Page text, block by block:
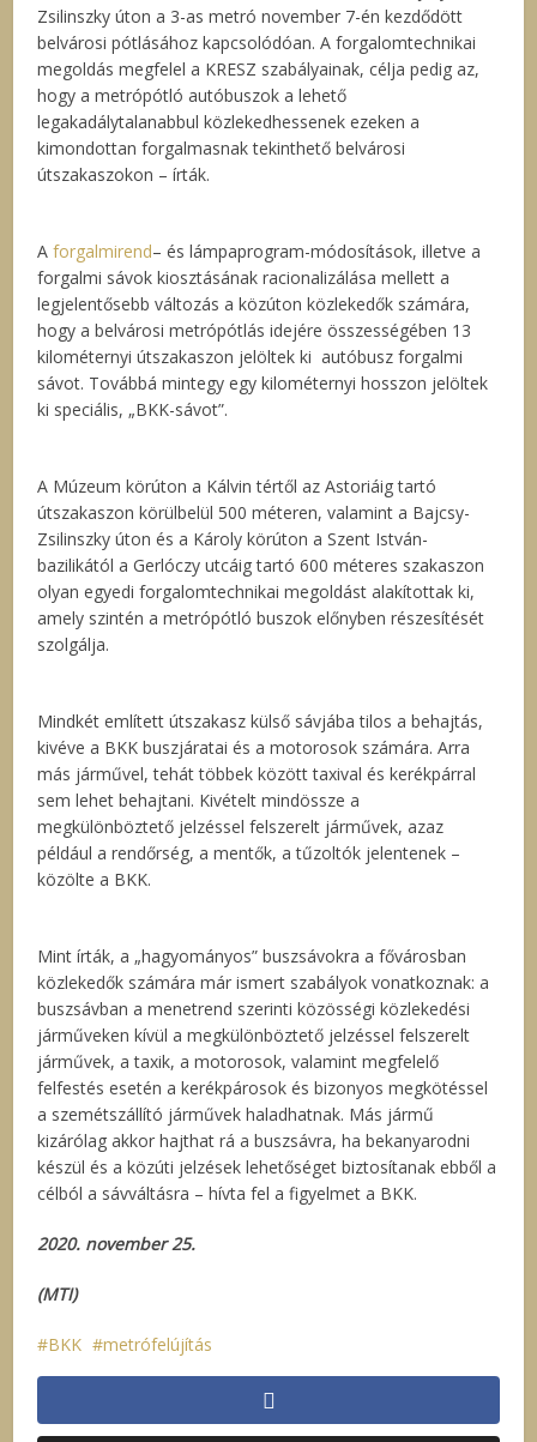
Zsilinszky úton a 3-as metró november 7-én kezdődött
belvárosi pótlásához kapcsolódóan. A forgalomtechnikai
megoldás megfelel a KRESZ szabályainak, célja pedig az,
hogy a metrópótló autóbuszok a lehető
legakadálytalanabbul közlekedhessenek ezeken a
kimondottan forgalmasnak tekinthető belvárosi
útszakaszokon – írták.
Aforgalmirend– és lámpaprogram-módosítások, illetve a
forgalmi sávok kiosztásának racionalizálása mellett a
legjelentősebb változás a közúton közlekedők számára,
hogy a belvárosi metrópótlás idejére összességében 13
kilométernyi útszakaszon jelöltek ki autóbusz forgalmi
sávot. Továbbá mintegy egy kilométernyi hosszon jelöltek
ki speciális, „BKK-sávot”.
A Múzeum körúton a Kálvin tértől az Astoriáig tartó
útszakaszon körülbelül 500 méteren, valamint a Bajcsy-
Zsilinszky úton és a Károly körúton a Szent István-
bazilikától a Gerlóczy utcáig tartó 600 méteres szakaszon
olyan egyedi forgalomtechnikai megoldást alakítottak ki,
amely szintén a metrópótló buszok előnyben részesítését
szolgálja.
Mindkét említett útszakasz külső sávjába tilos a behajtás,
kivéve a BKK buszjáratai és a motorosok számára. Arra
más járművel, tehát többek között taxival és kerékpárral
sem lehet behajtani. Kivételt mindössze a
megkülönböztető jelzéssel felszerelt járművek, azaz
például a rendőrség, a mentők, a tűzoltók jelentenek –
közölte a BKK.
Mint írták, a „hagyományos” buszsávokra a fővárosban
közlekedők számára már ismert szabályok vonatkoznak: a
buszsávban a menetrend szerinti közösségi közlekedési
járműveken kívül a megkülönböztető jelzéssel felszerelt
járművek, a taxik, a motorosok, valamint megfelelő
felfestés esetén a kerékpárosok és bizonyos megkötéssel
a szemétszállító járművek haladhatnak. Más jármű
kizárólag akkor hajthat rá a buszsávra, ha bekanyarodni
készül és a közúti jelzések lehetőséget biztosítanak ebből a
célból a sávváltásra – hívta fel a figyelmet a BKK.
2020. november 25.
(MTI)
BKK metrófelújítás